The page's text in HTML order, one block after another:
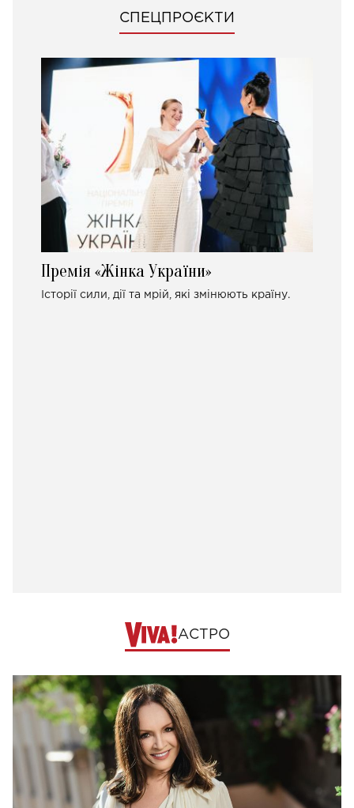
СПЕЦПРОЄКТИ
Премія «Жінка України»
Історії сили, дії та мрій, які змінюють країну.
АСТРО